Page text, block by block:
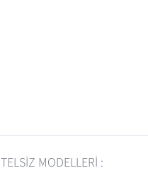
TELSİZ MODELLERİ :